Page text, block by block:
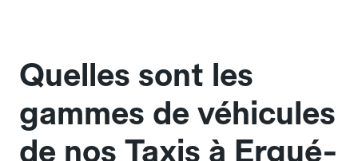
Quelles sont les
gammes de véhicules
de nos Taxis à Ergué-